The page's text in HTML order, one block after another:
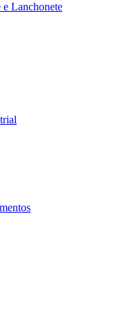
e Lanchonete